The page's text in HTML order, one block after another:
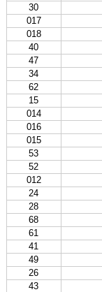
30
017
018
40
47
34
62
15
014
016
015
53
52
012
24
28
68
61
41
49
26
43